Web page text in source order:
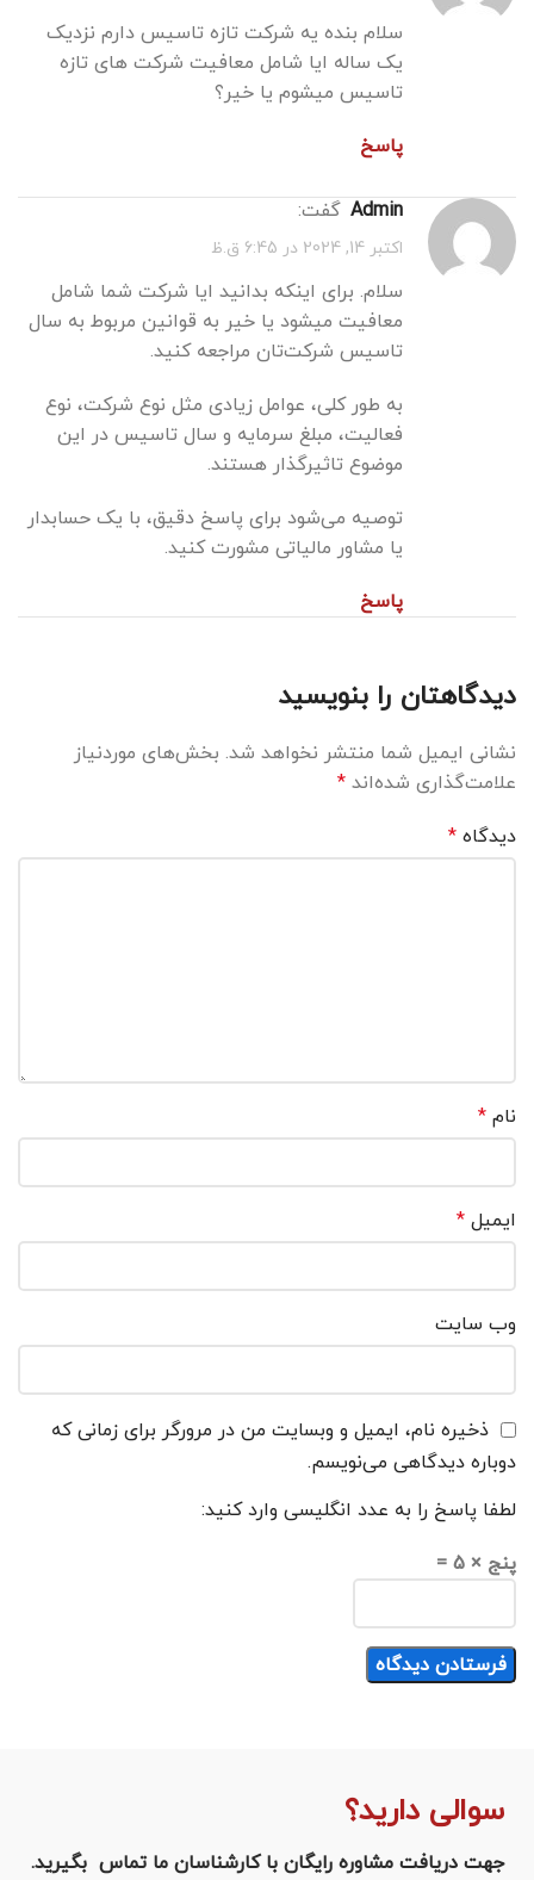
سلام بنده یه شرکت تازه تاسیس دارم نزدیک
یک ساله ایا شامل معافیت شرکت های تازه
تاسیس میشوم یا خیر؟
پاسخ
admin
گفت:
اکتبر 14, 2024 در 6:45 ق.ظ
سلام. برای اینکه بدانید ایا شرکت شما شامل
معافیت میشود یا خیر به قوانین مربوط به سال
تاسیس شرکت‌تان مراجعه کنید.
به طور کلی، عوامل زیادی مثل نوع شرکت، نوع
فعالیت، مبلغ سرمایه و سال تاسیس در این
موضوع تاثیرگذار هستند.
توصیه می‌شود برای پاسخ دقیق، با یک حسابدار
یا مشاور مالیاتی مشورت کنید.
پاسخ
دیدگاهتان را بنویسید
نشانی ایمیل شما منتشر نخواهد شد. بخش‌های موردنیاز
علامت‌گذاری شده‌اند*
دیدگاه*
نام*
ایمیل*
وب‌ سایت
ذخیره نام، ایمیل و وبسایت من در مرورگر برای زمانی که
دوباره دیدگاهی می‌نویسم.
لطفا پاسخ را به عدد انگلیسی وارد کنید:
پنج × 5 =
سوالی دارید؟
جهت دریافت مشاوره رایگان با کارشناسان ما تماس بگیرید.